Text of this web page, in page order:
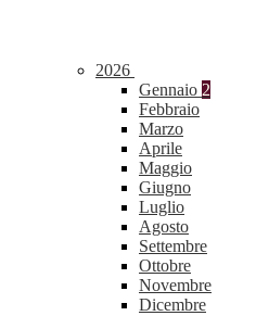
2026
Gennaio 2
Febbraio
Marzo
Aprile
Maggio
Giugno
Luglio
Agosto
Settembre
Ottobre
Novembre
Dicembre